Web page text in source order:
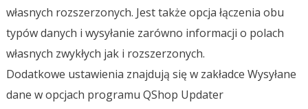
własnych rozszerzonych. Jest także opcja łączenia obu
typów danych i wysyłanie zarówno informacji o polach
własnych zwykłych jak i rozszerzonych.
Dodatkowe ustawienia znajdują się w zakładce Wysyłane
dane w opcjach programu QShop Updater